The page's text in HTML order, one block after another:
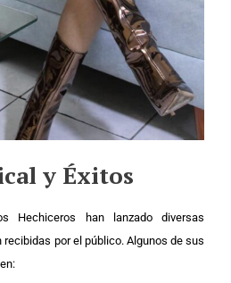
y Éxitos
Hechiceros han lanzado diversas
por el público. Algunos de sus